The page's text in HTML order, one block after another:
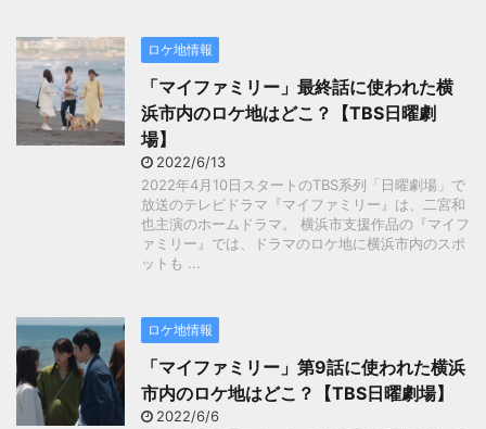
ロケ地情報
「マイファミリー」最終話に使われた横
浜市内のロケ地はどこ？【TBS日曜劇
場】
2022/6/13
2022年4月10日スタートのTBS系列「日曜劇場」で
放送のテレビドラマ『マイファミリー』は、二宮和
也主演のホームドラマ。 横浜市支援作品の『マイフ
ァミリー』では、ドラマのロケ地に横浜市内のスポ
ットも ...
ロケ地情報
「マイファミリー」第9話に使われた横浜
市内のロケ地はどこ？【TBS日曜劇場】
2022/6/6